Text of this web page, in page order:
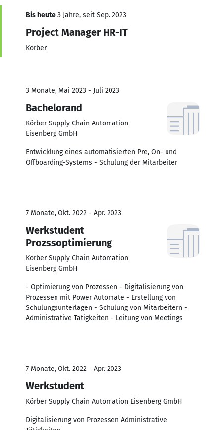
Bis heute 3 Jahre, seit Sep. 2023
Project Manager HR-IT
Körber
3 Monate, Mai 2023 - Juli 2023
Bachelorand
Körber Supply Chain Automation
Eisenberg GmbH
Entwicklung eines automatisierten Pre, On- und
Offboarding-Systems - Schulung der Mitarbeiter
7 Monate, Okt. 2022 - Apr. 2023
Werkstudent
Prozssoptimierung
Körber Supply Chain Automation
Eisenberg GmbH
- Optimierung von Prozessen - Digitalisierung von
Prozessen mit Power Automate - Erstellung von
Schulungsunterlagen - Schulung von Mitarbeitern -
Administrative Tätigkeiten - Leitung von Meetings
7 Monate, Okt. 2022 - Apr. 2023
Werkstudent
Körber Supply Chain Automation Eisenberg GmbH
Digitalisierung von Prozessen Administrative